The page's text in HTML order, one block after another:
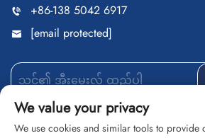
+86-138 5042 6917
[email protected]
We value your privacy
We use cookies and similar tools to provide